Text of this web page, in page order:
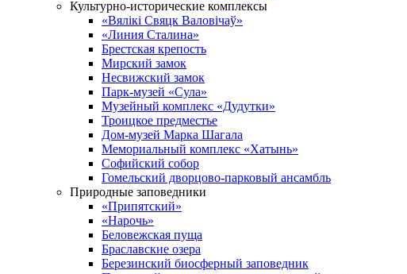
Культурно-исторические комплексы
«Вялікі Свяцк Валовічаў»
«Линия Сталина»
Брестская крепость
Мирский замок
Несвижский замок
Парк-музей «Сула»
Музейный комплекс «Дудутки»
Троицкое предместье
Дом-музей Марка Шагала
Мемориальный комплекс «Хатынь»
Софийский собор
Гомельский дворцово-парковый ансамбль
Природные заповедники
«Припятский»
«Нарочь»
Беловежская пуща
Браславские озера
Березинский биосферный заповедник